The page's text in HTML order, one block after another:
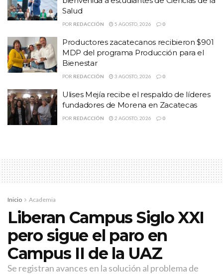
Foto de archivo
Temas: Lo Mas Destacado
Salud
POR REDACCIÓN 5 AGOSTO, 2026 0
Productores zacatecanos recibieron $901
MDP del programa Producción para el
Bienestar
POR REDACCIÓN 3 AGOSTO, 2026 0
Ulises Mejía recibe el respaldo de líderes
fundadores de Morena en Zacatecas
POR REDACCIÓN 2 AGOSTO, 2026 0
Inicio Academia
Liberan Campus Siglo XXI
pero sigue el paro en
Campus II de la UAZ
Se registran avances en la solución al problema de